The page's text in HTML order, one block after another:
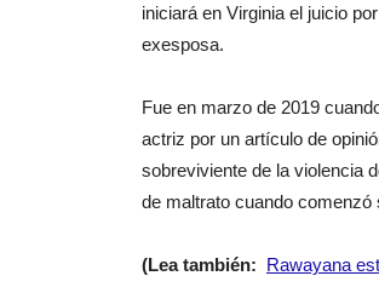
iniciará en Virginia el juicio
exesposa.
Fue en marzo de 2019
actriz por un artículo de
sobreviviente de la violencia
de maltrato cuando comenzó
(Lea también: Rawayana